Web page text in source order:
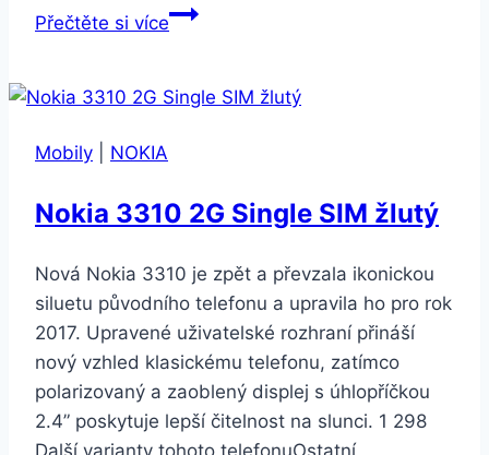
Přečtěte si víceHonor
Dual
Mobily NOKIA
Nokia 3310 2G Single SIM žlutý
Nová Nokia 3310 je zpět a převzala ikonickou
siluetu původního telefonu a upravila ho pro rok
2017. Upravené uživatelské rozhraní přináší
nový vzhled klasickému telefonu, zatímco
polarizovaný a zaoblený displej s úhlopříčkou
2.4” poskytuje lepší čitelnost na slunci. 1 298